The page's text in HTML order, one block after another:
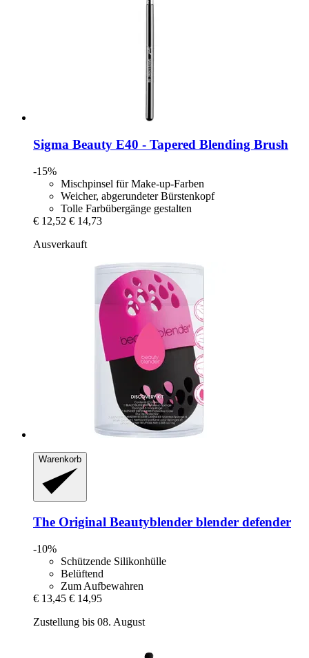
Sigma Beauty E40 -​ Tapered Blending Brush
-15%
Mischpinsel für Make-up-Farben
Weicher, abgerundeter Bürstenkopf
Tolle Farbübergänge gestalten
€ 12,52 € 14,73
Ausverkauft
Warenkorb
The Original Beautyblender blender defender
-10%
Schützende Silikonhülle
Belüftend
Zum Aufbewahren
€ 13,45 € 14,95
Zustellung bis 08. August